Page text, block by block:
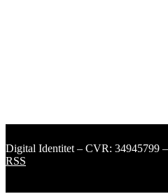
Digital Identitet – CVR: 34945799
RSS